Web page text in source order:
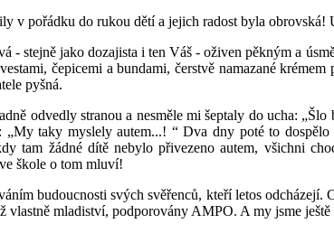
v pořádku do rukou dětí a jejich radost byla
- stejně jako dozajista i ten Váš - oživen pěkným a
čepicemi a bundami, čerstvě namazané
pyšná.
odvedly stranou a nesměle mi šeptaly do ucha:
taky myslely autem...! “ Dva dny poté to
tam žádné dítě nebylo přivezeno autem, všichni
škole o tom mluví!
budoucnosti svých svěřenců, kteří letos
vlastně mladiství, podporovány AMPO. A my jsme